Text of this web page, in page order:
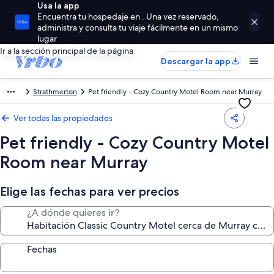
Usa la app
Encuentra tu hospedaje en . Una vez reservado,
administra y consulta tu viaje fácilmente en un mismo
lugar
Ir a la sección principal de la página
Descargar la app
Strathmerton Pet friendly - Cozy Country Motel Room near Murray
Ver todas las propiedades
Pet friendly - Cozy Country Motel
Room near Murray
Elige las fechas para ver precios
¿A dónde quieres ir?
Fechas